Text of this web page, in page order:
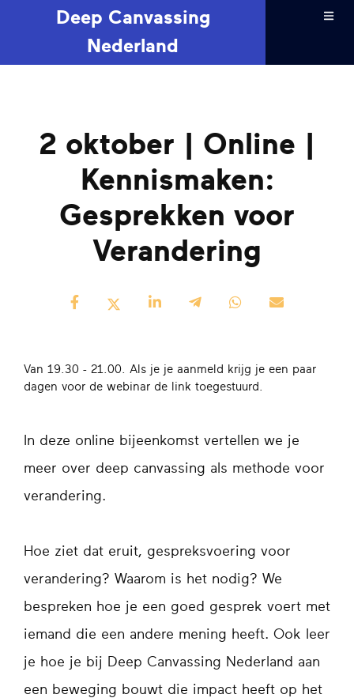
Deep Canvassing
Nederland
2 oktober | Online |
Kennismaken:
Gesprekken voor
Verandering
Van 19.30 - 21.00. Als je je aanmeld krijg je een paar
dagen voor de webinar de link toegestuurd.
In deze online bijeenkomst vertellen we je
meer over deep canvassing als methode voor
verandering.
Hoe ziet dat eruit, gespreksvoering voor
verandering? Waarom is het nodig? We
bespreken hoe je een goed gesprek voert met
iemand die een andere mening heeft. Ook leer
je hoe je bij Deep Canvassing Nederland aan
een beweging bouwt die impact heeft op het